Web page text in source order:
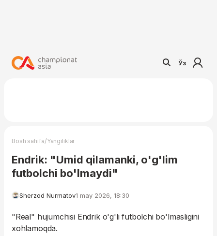
Ўз
Bosh sahifa/Yangiliklar
Endrik: "Umid qilamanki, o'g'lim
futbolchi bo'lmaydi"
Sherzod Nurmatov1 may 2026, 18:30
"Real" hujumchisi Endrik o'g'li futbolchi bo'lmasligini
xohlamoqda.